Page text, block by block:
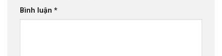
Bình luận *